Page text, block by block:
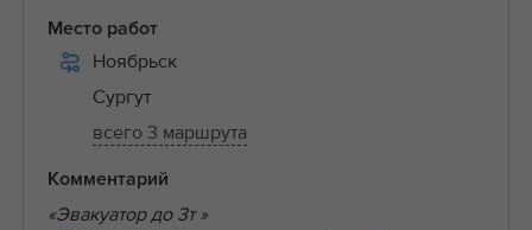
Место работ
Ноябрьск
Сургут
всего 3 маршрута
Комментарий
«Эвакуатор до 3т »